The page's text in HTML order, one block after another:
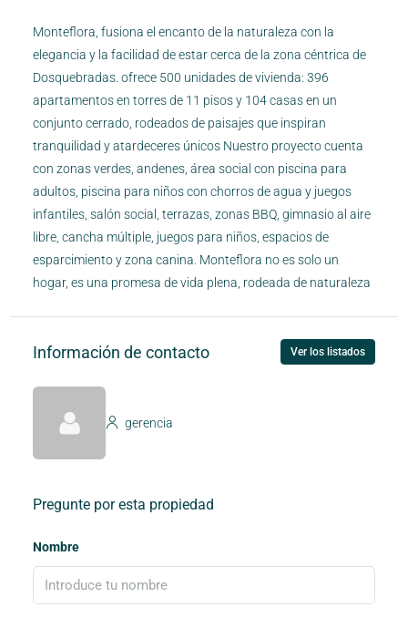
Monteflora, fusiona el encanto de la naturaleza con la
elegancia y la facilidad de estar cerca de la zona céntrica de
Dosquebradas. ofrece 500 unidades de vivienda: 396
apartamentos en torres de 11 pisos y 104 casas en un
conjunto cerrado, rodeados de paisajes que inspiran
tranquilidad y atardeceres únicos Nuestro proyecto cuenta
con zonas verdes, andenes, área social con piscina para
adultos, piscina para niños con chorros de agua y juegos
infantiles, salón social, terrazas, zonas BBQ, gimnasio al aire
libre, cancha múltiple, juegos para niños, espacios de
esparcimiento y zona canina. Monteflora no es solo un
hogar, es una promesa de vida plena, rodeada de naturaleza
Información de contacto Ver los listados
gerencia
Pregunte por esta propiedad
Nombre